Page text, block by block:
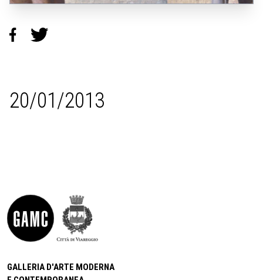
20/01/2013
GALLERIA D'ARTE MODERNA